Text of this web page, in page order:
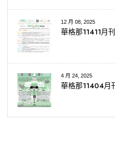
12 月 08, 2025
華格那11411月刊
4 月 24, 2025
華格那11404月